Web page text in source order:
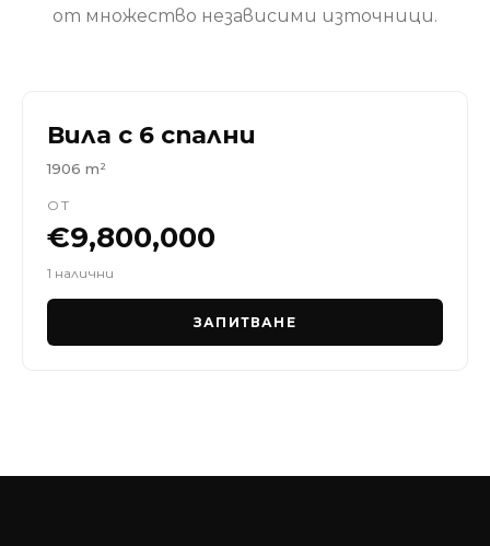
от множество независими източници.
Вила с 6 спални
1906 m²
ОТ
€9,800,000
1 налични
ЗАПИТВАНЕ